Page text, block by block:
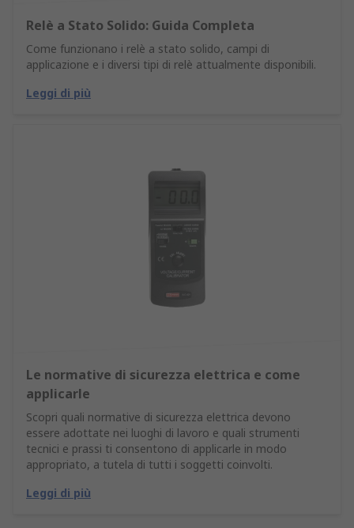
Relè a Stato Solido: Guida Completa
Come funzionano i relè a stato solido, campi di
applicazione e i diversi tipi di relè attualmente disponibili.
Leggi di più
Le normative di sicurezza elettrica e come
applicarle
Scopri quali normative di sicurezza elettrica devono
essere adottate nei luoghi di lavoro e quali strumenti
tecnici e prassi ti consentono di applicarle in modo
appropriato, a tutela di tutti i soggetti coinvolti.
Leggi di più